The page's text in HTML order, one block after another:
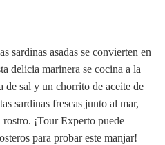
sardinas asadas se convierten en
delicia marinera se cocina a la
de sal y un chorrito de aceite de
sardinas frescas junto al mar,
¡Tour Experto puede
para probar este manjar!